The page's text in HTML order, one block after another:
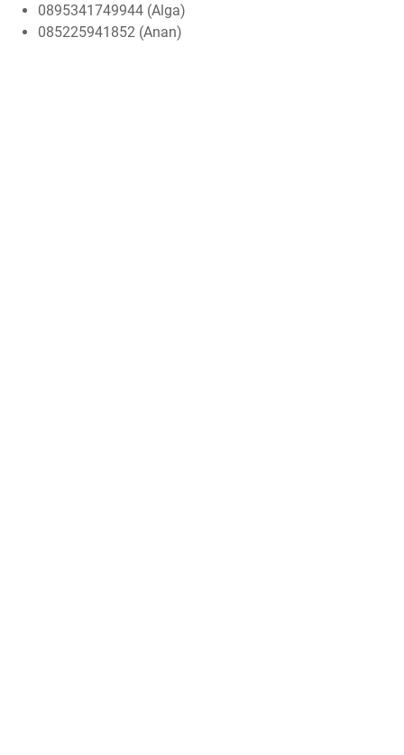
0895341749944 (Alga)
085225941852 (Anan)